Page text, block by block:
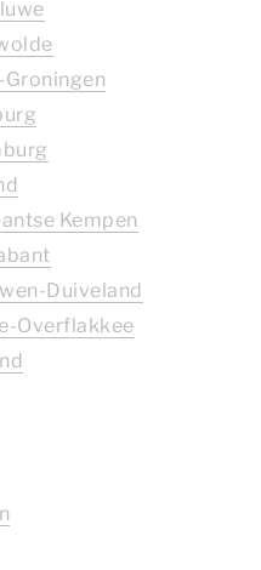
Kempen
Duiveland
Overflakkee